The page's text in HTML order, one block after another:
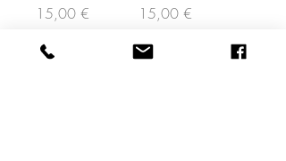
Prix
15,00 €
Prix
15,00 €
Voir plus